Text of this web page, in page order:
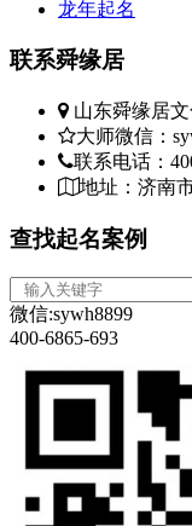
龙年起名
联系舜缘居
山东舜缘居
大师微信：
联系电话：
地址：济南
查找起名案例
微信:sywh8899
400-6865-693